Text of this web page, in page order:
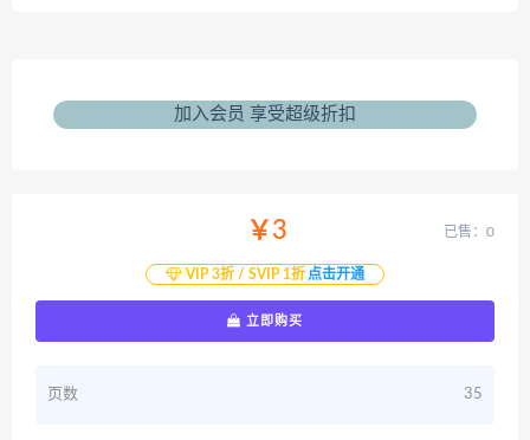
加入会员 享受超级折扣
￥3
VIP 3折 / SVIP 1折 点击开通
已售：0
立即购买
页数 35